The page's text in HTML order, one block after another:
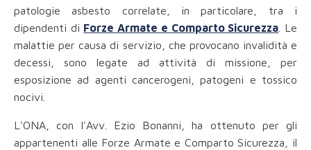
patologie asbesto correlate, in particolare, tra i
dipendenti di Forze Armate e Comparto Sicurezza . Le
malattie per causa di servizio, che provocano invalidità e
decessi, sono legate ad attività di missione, per
esposizione ad agenti cancerogeni, patogeni e tossico
nocivi.
L'ONA, con l'Avv. Ezio Bonanni, ha ottenuto per gli
appartenenti alle Forze Armate e Comparto Sicurezza, il